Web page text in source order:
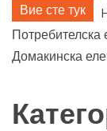
Вие сте тук
Потребителска
Домакинска